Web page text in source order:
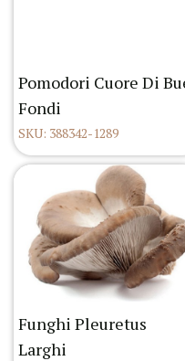
Pomodori Cuore Di
Fondi
SKU: 388342-1289
Funghi Pleuretus
Larghi